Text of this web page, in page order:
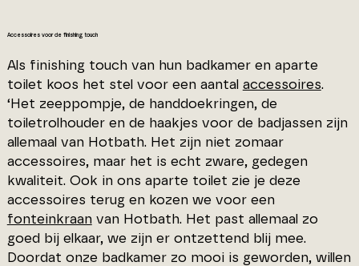
Accessoires voor de finishing touch
Als finishing touch van hun badkamer en aparte
toilet koos het stel voor een aantal accessoires.
‘Het zeeppompje, de handdoekringen, de
toiletrolhouder en de haakjes voor de badjassen zijn
allemaal van Hotbath. Het zijn niet zomaar
accessoires, maar het is echt zware, gedegen
kwaliteit. Ook in ons aparte toilet zie je deze
accessoires terug en kozen we voor een
fonteinkraan van Hotbath. Het past allemaal zo
goed bij elkaar, we zijn er ontzettend blij mee.
Doordat onze badkamer zo mooi is geworden, willen